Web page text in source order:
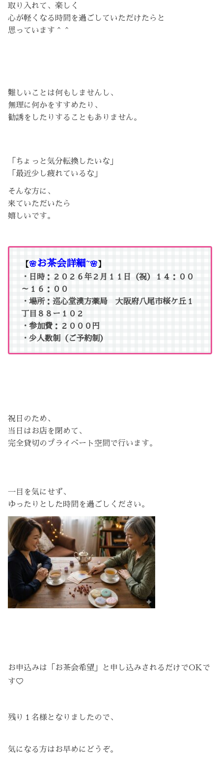
取り入れて、楽しく
心が軽くなる時間を過ごしていただけたらと
思っています＾＾
難しいことは何もしませんし、
無理に何かをすすめたり、
勧誘をしたりすることもありません。
「ちょっと気分転換したいな」
「最近少し疲れているな」
そんな方に、
来ていただいたら
嬉しいです。
【 🌸お茶会詳細~🌸 】
・日時：２０２６年２月１１日（祝）１４：００
～１６：００
・場所：巡心堂漢方薬局 大阪府八尾市桜ケ丘１
丁目８８ー１０２
・参加費：２０００円
・少人数制（ご予約制）
祝日のため、
当日はお店を閉めて、
完全貸切のプライベート空間で行います。
一目を気にせず、
ゆったりとした時間を過ごしください。
お申込みは「お茶会希望」と申し込みされるだけでOKで
す♡
残り１名様となりましたので、
気になる方はお早めにどうぞ。